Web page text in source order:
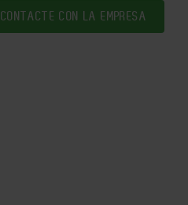
CONTACTE CON LA EMPRESA